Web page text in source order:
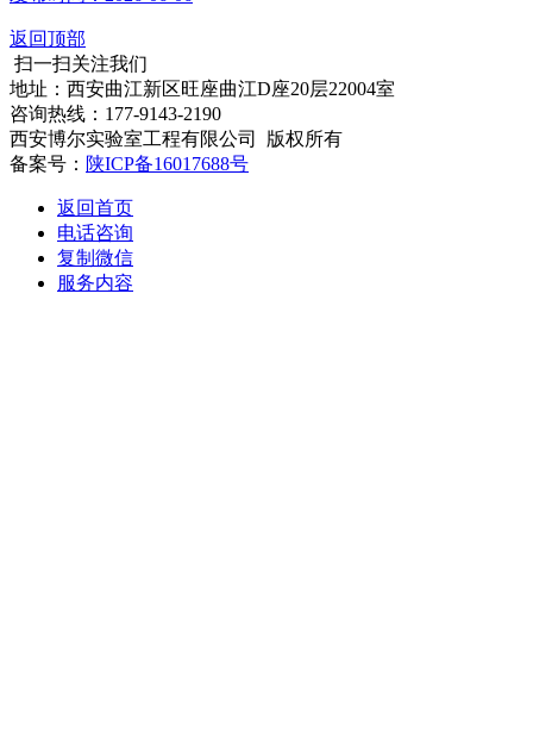
返回顶部
扫一扫关注我们
地址：西安曲江新区旺座曲江D座20层22004室
咨询热线：177-9143-2190
西安博尔实验室工程有限公司 版权所有
备案号： 陕ICP备16017688号
返回首页
电话咨询
复制微信
服务内容